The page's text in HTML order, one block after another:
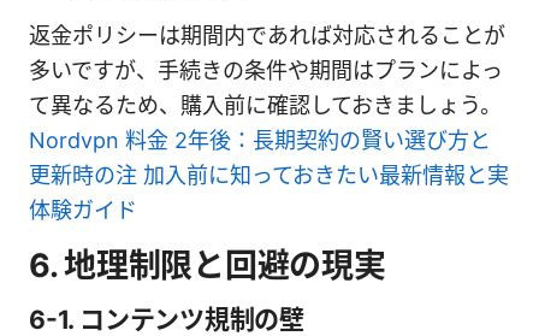
返金ポリシーは期間内であれば対応されることが
多いですが、手続きの条件や期間はプランによっ
て異なるため、購入前に確認しておきましょう。
Nordvpn 料金 2年後：長期契約の賢い選び方と
更新時の注 加入前に知っておきたい最新情報と実
体験ガイド
6. 地理制限と回避の現実
6-1. コンテンツ規制の壁